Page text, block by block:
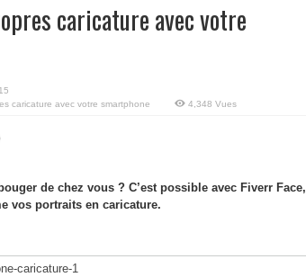
caricature avec votre
caricature avec votre smartphone 4,348 Vues
de chez vous ? C’est possible avec Fiverr Face,
vos portraits en caricature.